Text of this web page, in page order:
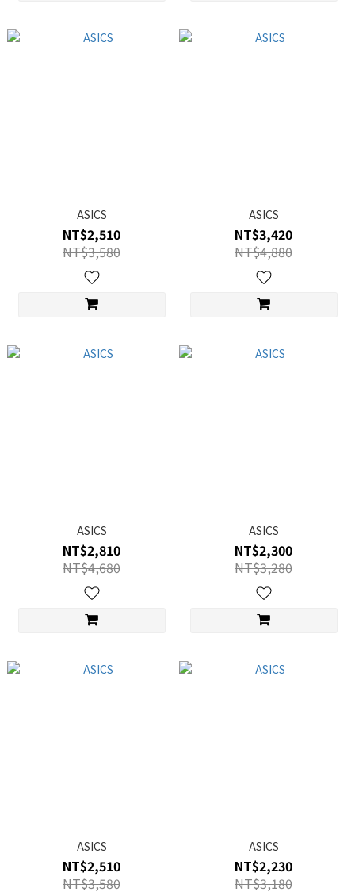
ASICS
NT$2,510
NT$3,580
ASICS
NT$3,420
NT$4,880
ASICS
NT$2,810
NT$4,680
ASICS
NT$2,300
NT$3,280
ASICS
NT$2,510
NT$3,580
ASICS
NT$2,230
NT$3,180